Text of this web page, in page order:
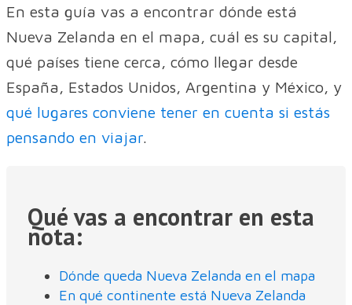
En esta guía vas a encontrar dónde está
Nueva Zelanda en el mapa, cuál es su capital,
qué países tiene cerca, cómo llegar desde
España, Estados Unidos, Argentina y México, y
qué lugares conviene tener en cuenta si estás
pensando en viajar.
Qué vas a encontrar en esta
nota:
Dónde queda Nueva Zelanda en el mapa
En qué continente está Nueva Zelanda